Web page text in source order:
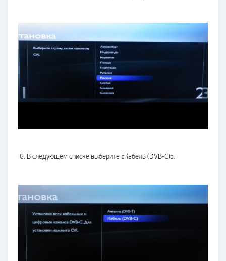
6. В следующем списке выберите «Кабель (DVB-C)».